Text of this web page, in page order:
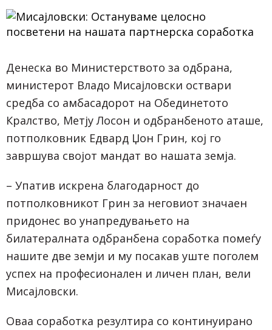
Денеска во Министерството за одбрана,
министерот Владо Мисајловски оствари
средба со амбасадорот на Обединетото
Кралство, Метју Лосон и одбранбеното аташе,
потполковник Едвард Џон Грин, кој го
завршува својот мандат во нашата земја.
– Упатив искрена благодарност до
потполковникот Грин за неговиот значаен
придонес во унапредувањето на
билатералната одбранбена соработка помеѓу
нашите две земји и му посакав уште поголем
успех на професионален и личен план, вели
Мисајловски.
Оваа соработка резултира со континуирано